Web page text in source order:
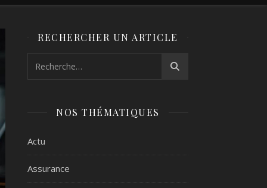
RECHERCHER UN ARTICLE
NOS THÉMATIQUES
Actu
Assurance